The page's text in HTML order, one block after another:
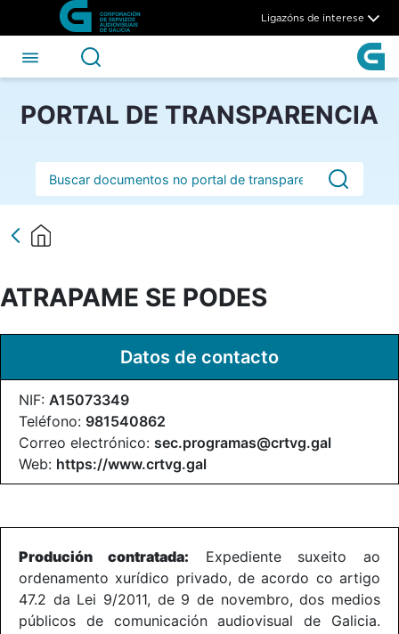
Skip to Main Content
ATRAPAME SE PODES -
Ligazóns de interese
PORTAL DE TRANSPARENCIA
Barra de busca
ATRAPAME SE PODES
Datos de contacto
NIF: A15073349
Teléfono: 981540862
Correo electrónico: sec.programas@crtvg.gal
Web: https://www.crtvg.gal
Produción contratada: Expediente suxeito ao
ordenamento xurídico privado, de acordo co artigo
47.2 da Lei 9/2011, de 9 de novembro, dos medios
públicos de comunicación audiovisual de Galicia.